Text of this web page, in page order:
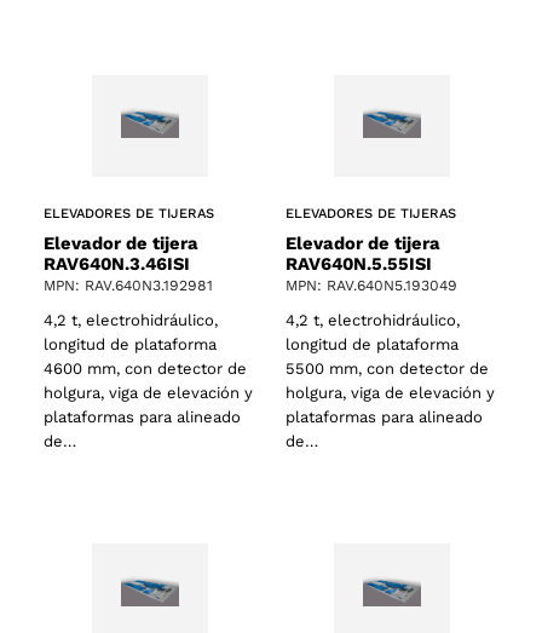
ELEVADORES DE TIJERAS
Elevador de tijera
RAV640N.3.46ISI
MPN: RAV.640N3.192981
4,2 t, electrohidráulico,
longitud de plataforma
4600 mm, con detector de
holgura, viga de elevación y
plataformas para alineado
de…
ELEVADORES DE TIJERAS
Elevador de tijera
RAV640N.5.55ISI
MPN: RAV.640N5.193049
4,2 t, electrohidráulico,
longitud de plataforma
5500 mm, con detector de
holgura, viga de elevación y
plataformas para alineado
de…